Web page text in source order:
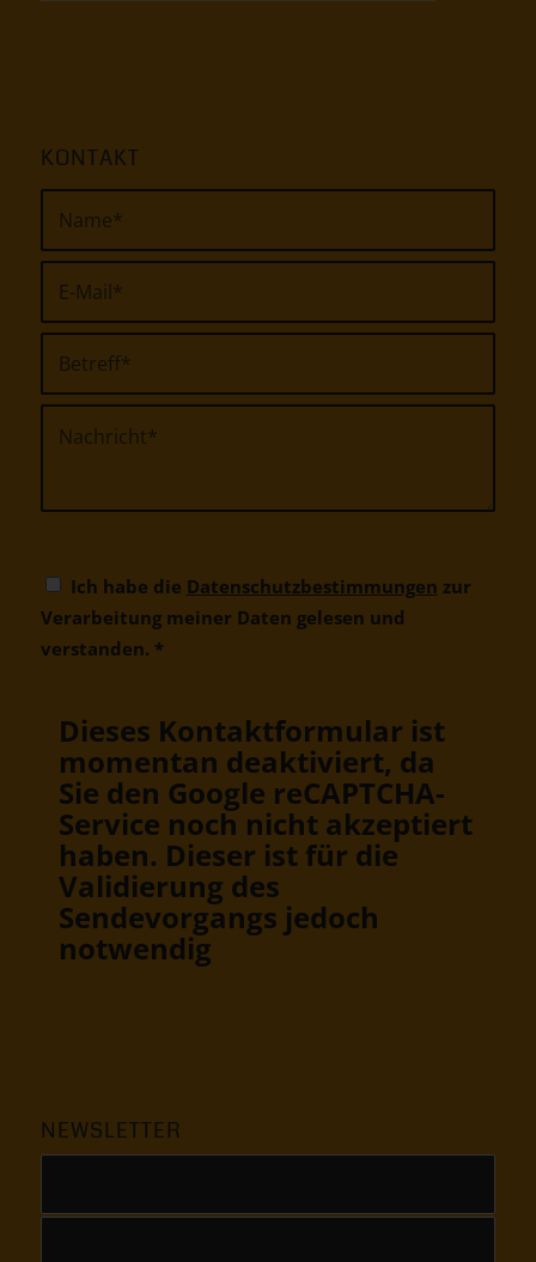
KONTAKT
Ich habe die Datenschutzbestimmungen zur
Verarbeitung meiner Daten gelesen und
verstanden. *
Dieses Kontaktformular ist
momentan deaktiviert, da
Sie den Google reCAPTCHA-
Service noch nicht akzeptiert
haben. Dieser ist für die
Validierung des
Sendevorgangs jedoch
notwendig
NEWSLETTER